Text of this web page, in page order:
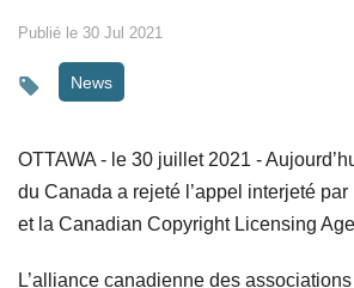
Publié le 30 Jul 2021
News
OTTAWA - le 30 juillet 2021 -
du Canada a rejeté l’appel interjeté par
et la Canadian Copyright Licensing
L’alliance canadienne des